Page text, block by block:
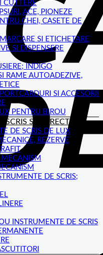
CUTTERE
ACE, PIONEZE
CHEI, CASETE DE
SI ETICHETARE
SI DISPENSERE
INDIGO
RAME AUTOADEZIVE,
SI ACCESORII
PENTRU BIROU
SCRIS SI CORECTAT
DE SCRIS DE LUX
REZERVE
MECANISM
DE SCRIS;
INSTRUMENTE DE SCRIS